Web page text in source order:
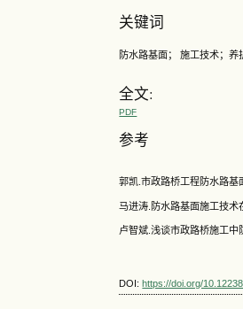
关键词
防水路基面； 施工技术；
全文:
PDF
参考
郭凯.市政路桥工程防水路基
马进涛.防水路基面施工技术
卢智斌.浅谈市政路桥施工中
DOI:https://doi.org/